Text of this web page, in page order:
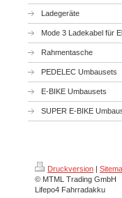
Ladegeräte
Mode 3 Ladekabel für
Rahmentasche
PEDELEC Umbausets
E-BIKE Umbausets
SUPER E-BIKE
Druckversion |
© MTML Trading GmbH
Lifepo4 Fahrradakku